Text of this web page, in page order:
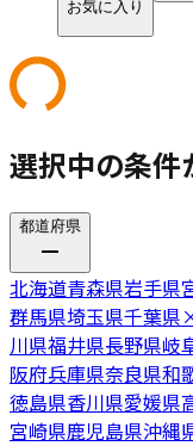
お気に入り
選択中の条件
都道府県
北海道青森県岩手県
群馬県埼玉県千葉県
川県福井県長野県岐
阪府兵庫県奈良県和
徳島県香川県愛媛県
宮崎県鹿児島県沖縄